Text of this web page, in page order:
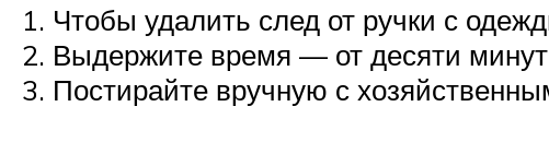
Чтобы удалить след от ручки с
Выдержите время — от десяти
Постирайте вручную с